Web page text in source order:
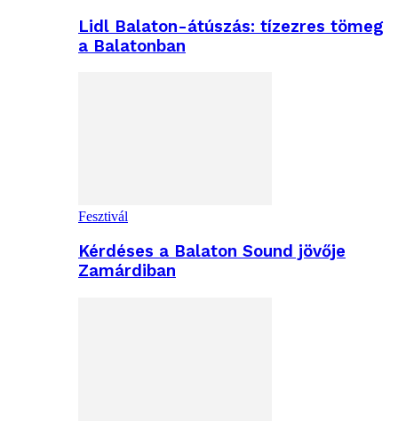
Lidl Balaton-átúszás: tízezres tömeg
a Balatonban
Fesztivál
Kérdéses a Balaton Sound jövője
Zamárdiban